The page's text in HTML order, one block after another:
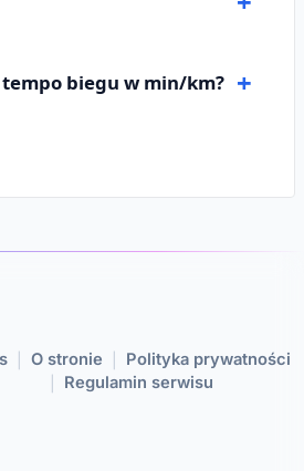
tempo biegu w min/km?
O stronie Polityka prywatności
Regulamin serwisu